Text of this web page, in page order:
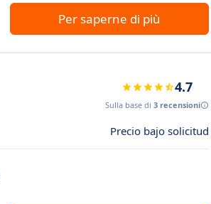
Per saperne di più
4.7
Sulla base di 3 recensioni
Precio bajo solicitud